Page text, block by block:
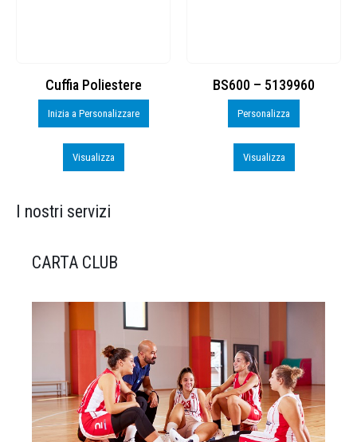
Cuffia Poliestere
Inizia a Personalizzare
Visualizza
BS600 – 5139960
Personalizza
Visualizza
I nostri servizi
CARTA CLUB